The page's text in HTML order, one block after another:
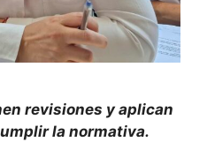
revisiones y aplican
la normativa.